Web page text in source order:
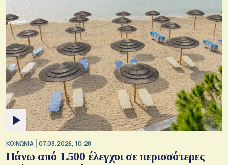
ΚΟΙΝΩΝΙΑ 07.08.2026, 10:28
Πάνω από 1.500 έλεγχοι σε περισσότερες